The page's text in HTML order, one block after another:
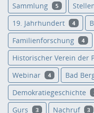
Sammlung 5
19. Jahrhundert 4
Familienforschung 4
Historischer Verein der
Webinar 4 Bad
Demokratiegeschichte
Gurs 3 Nachruf 3